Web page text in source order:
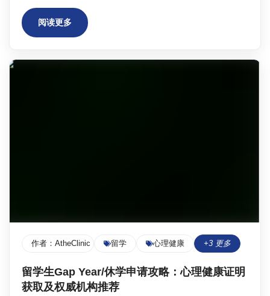
操指南。文章涵盖联邦FMLA法案解读、不同州病假政策
差异、心理健康病假、跨州工作请假等多种场景，旨在帮
助您了解美国病假相关法律法规，并顺利办理合规的医疗
及AtheClinic的优势介绍，方便您快速掌握关键信息。
阅读更多
作者： AtheClinic Team留学 心理健康 +3 更多
留学生Gap Year/休学申请攻略：心理健康证明
获取及权威机构推荐